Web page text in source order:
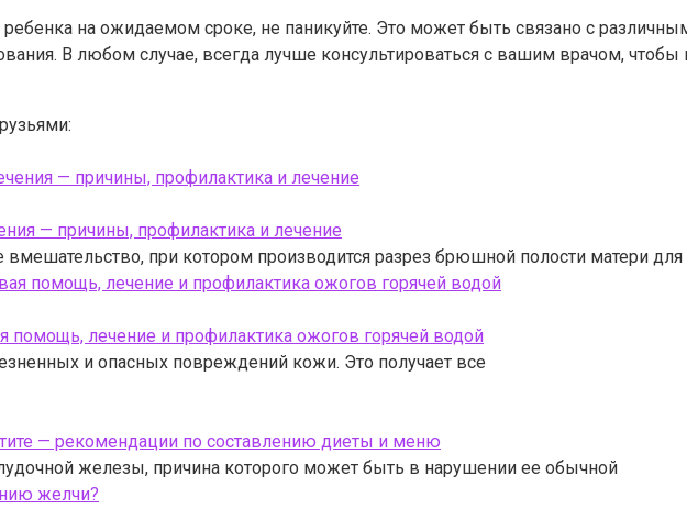
на ожидаемом сроке, не паникуйте. Это может быть связано с
В любом случае, всегда лучше консультироваться с вашим врачом,
— причины, профилактика и лечение
вмешательство, при котором производится разрез брюшной полости матери для
помощь, лечение и профилактика ожогов горячей водой
и опасных повреждений кожи. Это получает все
— рекомендации по составлению диеты и меню
железы, причина которого может быть в нарушении ее обычной